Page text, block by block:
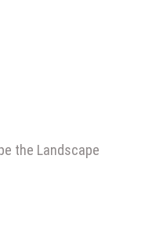
the Landscape